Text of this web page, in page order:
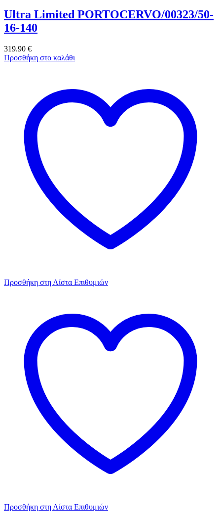
Ultra Limited PORTOCERVO/00323/50-
16-140
319.90 €
Προσθήκη στο καλάθι
Προσθήκη στη Λίστα Επιθυμιών
Προσθήκη στη Λίστα Επιθυμιών